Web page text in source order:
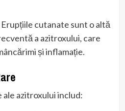
cutanate sunt o altă
a azitroxului, care
și inflamație.
ale azitroxului includ: